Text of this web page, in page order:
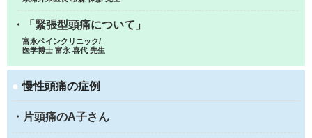
・「緊張型頭痛について」
富永ペインクリニック/
医学博士 富永 喜代 先生
● 慢性頭痛の症例
・片頭痛のA子さん